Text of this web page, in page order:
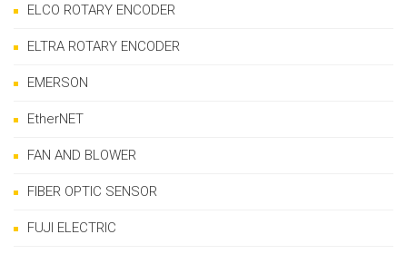
ELCO ROTARY ENCODER
ELTRA ROTARY ENCODER
EMERSON
EtherNET
FAN AND BLOWER
FIBER OPTIC SENSOR
FUJI ELECTRIC